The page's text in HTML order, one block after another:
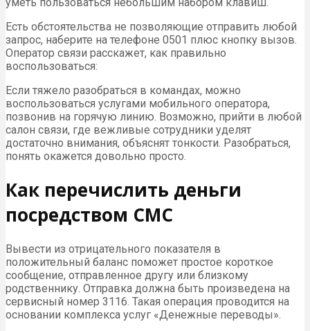
Есть обстоятельства не позволяющие отправить любой
запрос, наберите на телефоне 0501 плюс кнопку вызов.
Оператор связи расскажет, как правильно
воспользоваться:
Если тяжело разобраться в командах, можно
воспользоваться услугами мобильного оператора,
позвонив на горячую линию. Возможно, прийти в любой
салон связи, где вежливые сотрудники уделят
достаточно внимания, объяснят тонкости. Разобраться,
понять окажется довольно просто.
Как перечислить деньги
посредством СМС
Вывести из отрицательного показателя в
положительный баланс поможет простое короткое
сообщение, отправленное другу или близкому
родственнику. Отправка должна быть произведена на
сервисный номер 3116. Такая операция проводится на
основании комплекса услуг «Денежные переводы».